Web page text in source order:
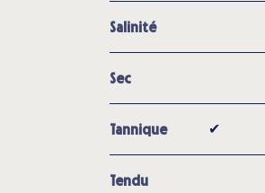
Salinité
Sec
Tannique ✔︎
Tendu